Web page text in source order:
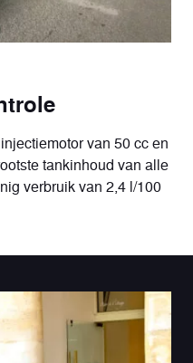
van 50 cc en
tankinhoud van alle
verbruik van 2,4 l/100